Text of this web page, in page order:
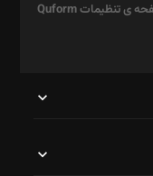
برای استفاده از ریکپچا بایستی کلید API را در صفحه ی تنظیمات Quform